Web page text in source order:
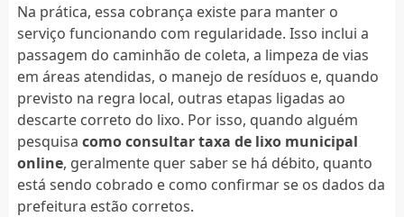
Na prática, essa cobrança existe para manter o
serviço funcionando com regularidade. Isso inclui a
passagem do caminhão de coleta, a limpeza de vias
em áreas atendidas, o manejo de resíduos e, quando
previsto na regra local, outras etapas ligadas ao
descarte correto do lixo. Por isso, quando alguém
pesquisa como consultar taxa de lixo municipal
online, geralmente quer saber se há débito, quanto
está sendo cobrado e como confirmar se os dados da
prefeitura estão corretos.